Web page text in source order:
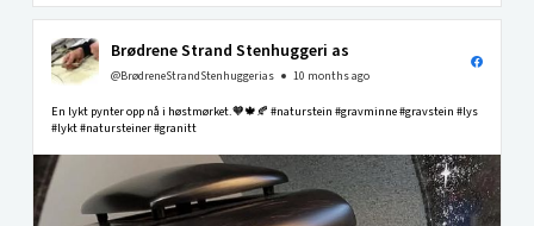
Brødrene Strand Stenhuggeri as
@BrødreneStrandStenhuggerias 10 months ago
En lykt pynter opp nå i høstmørket.🧡🍁🍂 #naturstein #gravminne #gravstein #lys
#lykt #natursteiner #granitt